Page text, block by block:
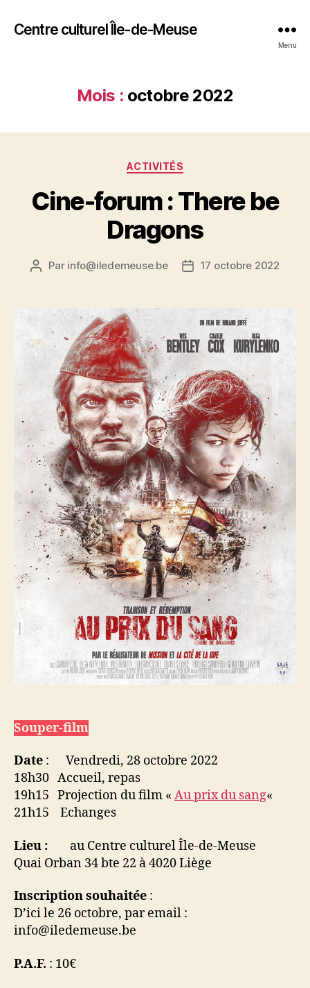
Centre culturel Île-de-Meuse
Menu
Mois : octobre 2022
Catégories
ACTIVITÉS
Cine-forum : There be
Dragons
Auteur
Par info@iledemeuse.be
Date17 octobre 2022
Souper-film
Date : Vendredi, 28 octobre 2022
18h30 Accueil, repas
19h15 Projection du film « Au prix du sang«
21h15 Echanges
Lieu : au Centre culturel Île-de-Meuse
Quai Orban 34 bte 22 à 4020 Liège
Inscription souhaitée :
D’ici le 26 octobre, par email :
info@iledemeuse.be
P.A.F. : 10€